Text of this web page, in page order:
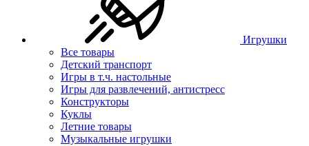
Игрушки
Все товары
Детский транспорт
Игры в т.ч. настольные
Игры для развлечений, антистресс
Конструкторы
Куклы
Летние товары
Музыкальные игрушки